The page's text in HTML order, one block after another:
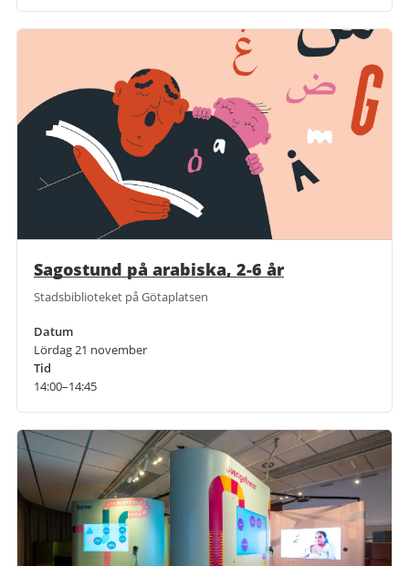
Sagostund på arabiska, 2-6 år
Stadsbiblioteket på Götaplatsen
Datum
Lördag 21 november
Tid
14:00–14:45